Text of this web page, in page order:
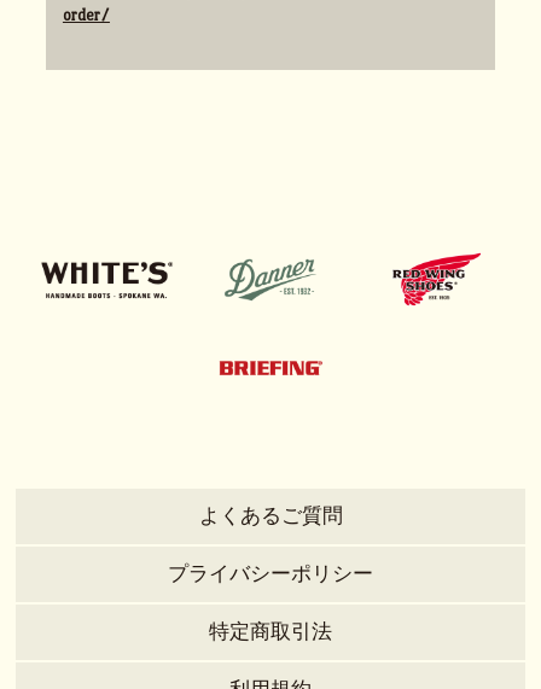
order/
よくあるご質問
プライバシーポリシー
特定商取引法